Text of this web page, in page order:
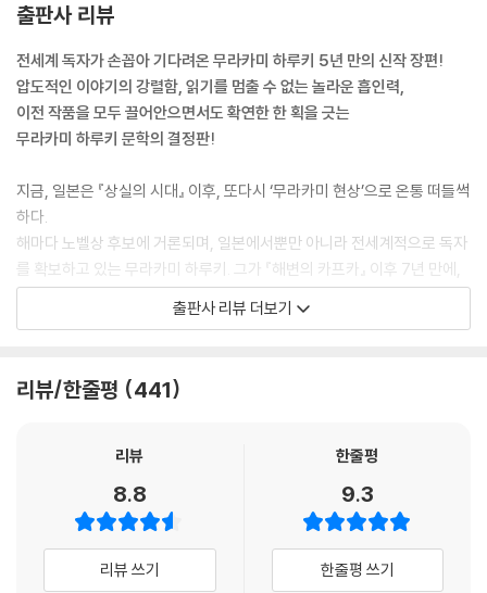
출판사 리뷰
전세계 독자가 손꼽아 기다려온 무라카미 하루키 5년 만의 신작 장편!
압도적인 이야기의 강렬함, 읽기를 멈출 수 없는 놀라운 흡인력,
이전 작품을 모두 끌어안으면서도 확연한 한 획을 긋는
무라카미 하루키 문학의 결정판!
지금, 일본은 『상실의 시대』 이후, 또다시 ‘무라카미 현상’으로 온통 떠들썩
하다.
해마다 노벨상 후보에 거론되며, 일본에서뿐만 아니라 전세계적으로 독자
를 확보하고 있는 무라카미 하루키. 그가 『해변의 카프카』 이후 7년 만에,
『어둠의 저편』 이후 5년 만에 출간한 신작 장편소설 『1Q84』는 출간되기
전 예약 판매 첫날 종합 베스트셀러 1위를 기록했으며, 당일인 5월 29일
상이 팔린 것으로 집계되고 있다.
『1Q84』를 펴낸 신초샤新潮社는 출간하자마자 책이 매진되어 품절사태
후에나 책을 시장에 내보낼 수 있을 것 같다”고 밝혔다. 신초샤는 초판으로
1권을 20만 부, 2권을 18만 부 인쇄했으나, 아마존 저팬에서 예약판매분
이 모조리 팔려버리는 등 독자들의 뜨거운 반응에 놀라, 출간하기도 전인
5월 22일에 각각 5만 부를 추가 인쇄했다. 그럼에도 불구하고 발행 후 보
출판사 리뷰 더보기
리뷰/한줄평 441
리뷰
8.8
리뷰 쓰기
한줄평
9.3
한줄평 쓰기